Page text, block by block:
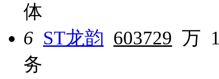
体
6 ST龙韵 603729 万
务